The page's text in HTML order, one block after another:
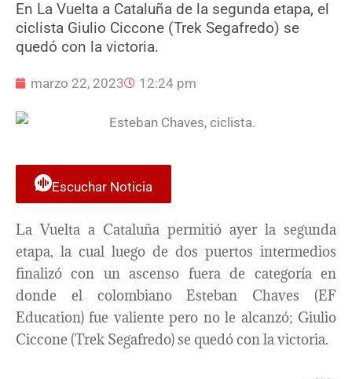
En La Vuelta a Cataluña de la segunda etapa, el
ciclista Giulio Ciccone (Trek Segafredo) se
quedó con la victoria.
marzo 22, 2023 12:24 pm
Escuchar Noticia
La Vuelta a Cataluña permitió ayer la segunda
etapa, la cual luego de dos puertos intermedios
finalizó con un ascenso fuera de categoría en
donde el colombiano Esteban Chaves (EF
Education) fue valiente pero no le alcanzó; Giulio
Ciccone (Trek Segafredo) se quedó con la victoria.